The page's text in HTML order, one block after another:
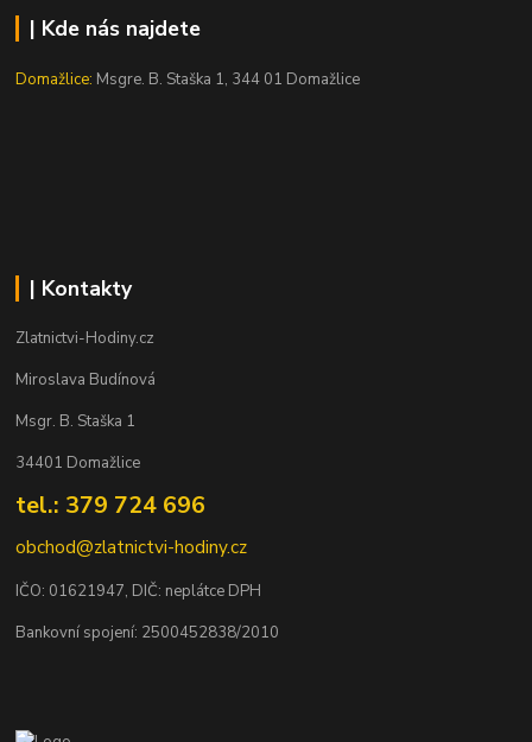
| Kde nás najdete
Domažlice: Msgre. B. Staška 1, 344 01 Domažlice
| Kontakty
Zlatnictvi-Hodiny.cz
Miroslava Budínová
Msgr. B. Staška 1
34401 Domažlice
tel.: 379 724 696
obchod@zlatnictvi-hodiny.cz
IČO: 01621947, DIČ: neplátce DPH
Bankovní spojení: 2500452838/2010